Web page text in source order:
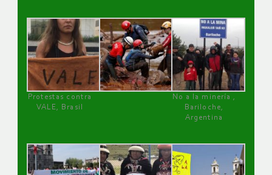
Protestas contra
VALE, Brasil
No a la minería ,
Bariloche,
Argentina